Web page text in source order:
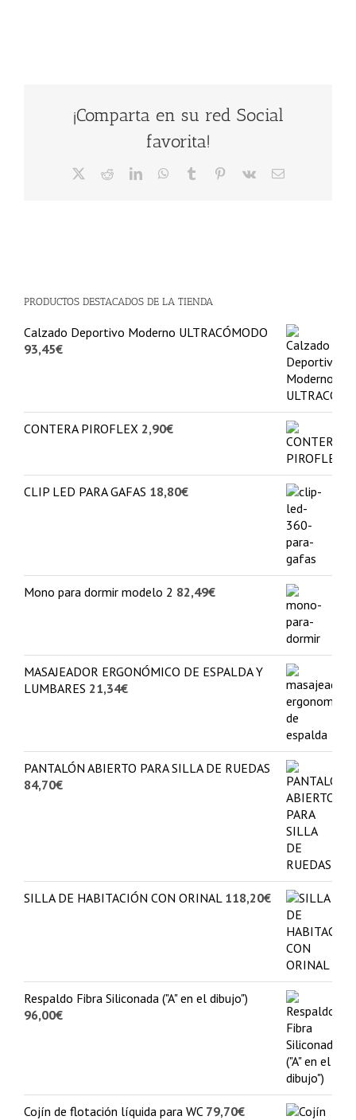
¡Comparta en su red Social
favorita!
RedditLinkedInWhatsApp
Tumblr Pinterest
Vk
Correo
PRODUCTOS DESTACADOS DE LA TIENDA
Calzado Deportivo Moderno ULTRACÓMODO
93,45€
CONTERA PIROFLEX 2,90€
CLIP LED PARA GAFAS 18,80€
Mono para dormir modelo 2 82,49€
MASAJEADOR ERGONÓMICO DE ESPALDA Y
LUMBARES 21,34€
PANTALÓN ABIERTO PARA SILLA DE RUEDAS
84,70€
SILLA DE HABITACIÓN CON ORINAL 118,20€
Respaldo Fibra Siliconada ("A" en el dibujo")
96,00€
Cojín de flotación líquida para WC 79,70€